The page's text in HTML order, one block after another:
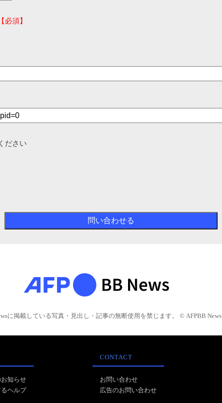
【必須】
ださい
に掲載している写真・見出し・記事の無断使用を禁じます。 © AFPBB News
知らせ
ヘルプ
CONTACT
お問い合わせ
広告のお問い合わせ